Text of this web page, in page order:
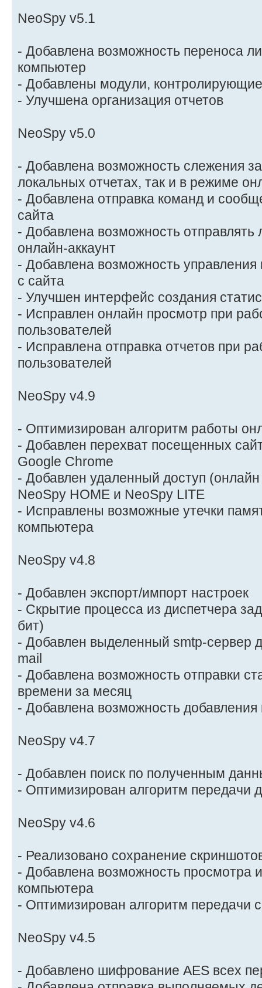
NeoSpy v5.1
- Добавлена возможность переноса
компьютер
- Добавлены модули,
- Улучшена организация отчетов
NeoSpy v5.0
- Добавлена возможность слежения
локальных отчетах, так и в режиме
- Добавлена отправка команд и
сайта
- Добавлена возможность отправлять
онлайн-аккаунт
- Добавлена возможность
с сайта
- Улучшен интерфейс создания
- Исправлен онлайн просмотр при
пользователей
- Исправлена отправка отчетов при
пользователей
NeoSpy v4.9
- Оптимизирован алгоритм работы
- Добавлен перехват посещенных
Google Chrome
- Добавлен удаленный доступ
NeoSpy HOME и NeoSpy LITE
- Исправлены возможные утечки
компьютера
NeoSpy v4.8
- Добавлен экспорт/импорт настроек
- Скрытие процесса из диспетчера
бит)
- Добавлен выделенный smtp-сервер
mail
- Добавлена возможность отправки
времени за месяц
- Добавлена возможность добавления
NeoSpy v4.7
- Добавлен поиск по полученным
- Оптимизирован алгоритм передачи
NeoSpy v4.6
- Реализовано сохранение
- Добавлена возможность просмотра
компьютера
- Оптимизирован алгоритм передачи
NeoSpy v4.5
- Добавлено шифрование AES всех